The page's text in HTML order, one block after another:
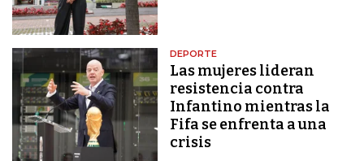
DEPORTE
Las mujeres lideran
resistencia contra
Infantino mientras la
Fifa se enfrenta a una
crisis